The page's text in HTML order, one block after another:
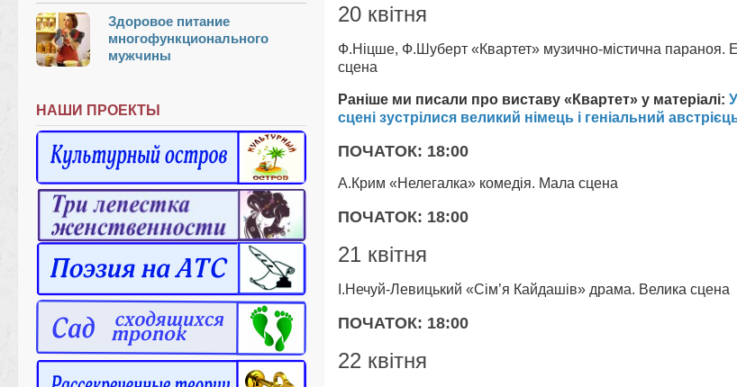
20 квітня
Ф.Ніцше, Ф.Шуберт «Квартет» музично-містична параноя.
сцена
Раніше ми писали про виставу «Квартет» у матеріалі:
сцені зустрілися великий німець і геніальний
ПОЧАТОК: 18:00
А.Крим «Нелегалка» комедія. Мала сцена
ПОЧАТОК: 18:00
21 квітня
І.Нечуй-Левицький «Сім’я Кайдашів» драма. Велика сцена
ПОЧАТОК: 18:00
22 квітня
Здоровое питание
многофункционального
мужчины
НАШИ ПРОЕКТЫ